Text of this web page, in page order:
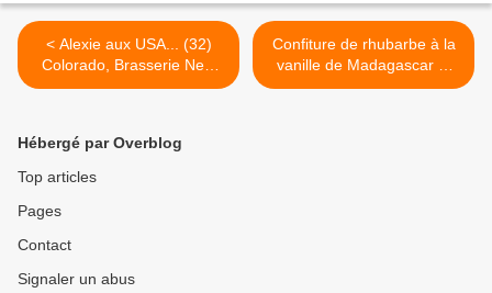
< Alexie aux USA... (32)
Colorado, Brasserie New
Belgium, Brasserie Equinox
Confiture de rhubarbe à la
vanille de Madagascar et
gingembre >
Hébergé par Overblog
Top articles
Pages
Contact
Signaler un abus